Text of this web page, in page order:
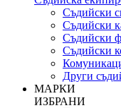
Съдийски
Съдийски
Съдийски
Съдийски
Други
МАРКИ
ИЗБРАНИ